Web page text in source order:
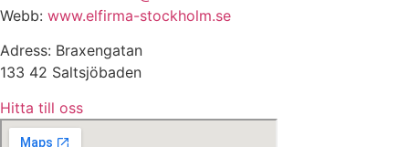
Webb: www.elfirma-stockholm.se
Adress: Braxengatan
133 42 Saltsjöbaden
Hitta till oss